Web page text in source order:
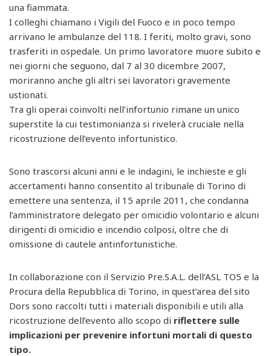
una fiammata.
I colleghi chiamano i Vigili del Fuoco e in poco tempo
arrivano le ambulanze del 118. I feriti, molto gravi, sono
trasferiti in ospedale. Un primo lavoratore muore subito e
nei giorni che seguono, dal 7 al 30 dicembre 2007,
moriranno anche gli altri sei lavoratori gravemente
ustionati.
Tra gli operai coinvolti nell’infortunio rimane un unico
superstite la cui testimonianza si rivelerà cruciale nella
ricostruzione dell’evento infortunistico.
Sono trascorsi alcuni anni e le indagini, le inchieste e gli
accertamenti hanno consentito al tribunale di Torino di
emettere una sentenza, il 15 aprile 2011, che condanna
l’amministratore delegato per omicidio volontario e alcuni
dirigenti di omicidio e incendio colposi, oltre che di
omissione di cautele antinfortunistiche.
In collaborazione con il Servizio Pre.S.A.L. dell’ASL TO5 e la
Procura della Repubblica di Torino, in quest’area del sito
Dors sono raccolti tutti i materiali disponibili e utili alla
ricostruzione dell’evento allo scopo di riflettere sulle
implicazioni per prevenire infortuni mortali di questo
tipo.